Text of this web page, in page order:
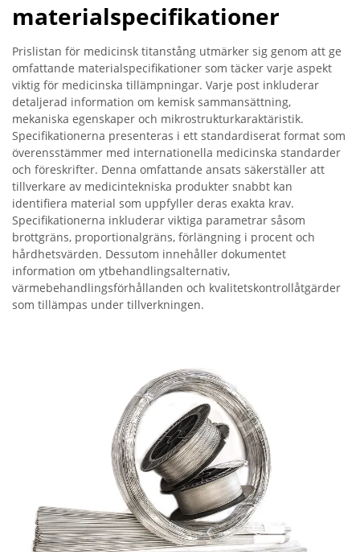
materialspecifikationer
Prislistan för medicinsk titanstång utmärker sig genom att ge
omfattande materialspecifikationer som täcker varje aspekt
viktig för medicinska tillämpningar. Varje post inkluderar
detaljerad information om kemisk sammansättning,
mekaniska egenskaper och mikrostrukturkaraktäristik.
Specifikationerna presenteras i ett standardiserat format som
överensstämmer med internationella medicinska standarder
och föreskrifter. Denna omfattande ansats säkerställer att
tillverkare av medicintekniska produkter snabbt kan
identifiera material som uppfyller deras exakta krav.
Specifikationerna inkluderar viktiga parametrar såsom
brottgräns, proportionalgräns, förlängning i procent och
hårdhetsvärden. Dessutom innehåller dokumentet
information om ytbehandlingsalternativ,
värmebehandlingsförhållanden och kvalitetskontrollåtgärder
som tillämpas under tillverkningen.